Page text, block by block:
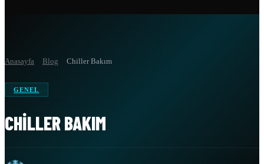
Anasayfa Blog Chiller Bakım
GENEL
CHILLER BAKIM